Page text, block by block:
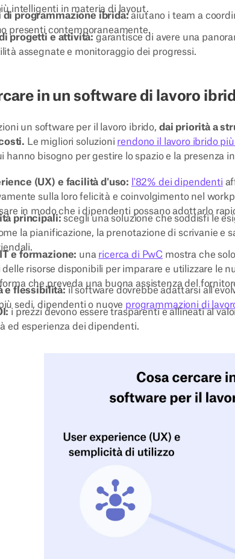
intelligenti in materia di layout.
di programmazione ibrida:aiutano i team a
presenti contemporaneamente.
progetti e attività: garantisce di avere una
assegnate e monitoraggio dei progressi.
in un software di lavoro
un software per il lavoro ibrido, dai priorità a
Le migliori soluzioni rendono il lavoro ibrido
hanno bisogno per gestire lo spazio e la presenza
(UX) e facilità d'uso: l'82% dei dipendenti
sulla loro felicità e coinvolgimento nel
in modo che i dipendenti possano adottarlo
principali: scegli una soluzione che soddisfi le
la pianificazione, la prenotazione di scrivanie e
e formazione: una ricerca di PwC mostra che
risorse disponibili per imparare e utilizzare le
che preveda una buona assistenza del
e flessibilità: il software dovrebbe adattarsi
sedi, dipendenti o nuove programmazioni di
i prezzi devono essere trasparenti e allineati al
ed esperienza dei dipendenti.